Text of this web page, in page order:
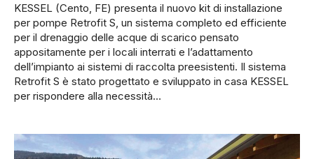
KESSEL (Cento, FE) presenta il nuovo kit di installazione
per pompe Retrofit S, un sistema completo ed efficiente
per il drenaggio delle acque di scarico pensato
appositamente per i locali interrati e l’adattamento
dell’impianto ai sistemi di raccolta preesistenti. Il sistema
Retrofit S è stato progettato e sviluppato in casa KESSEL
per rispondere alla necessità…